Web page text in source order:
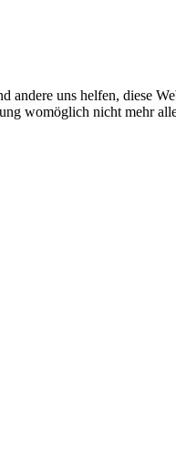
uns helfen, diese
womöglich nicht mehr